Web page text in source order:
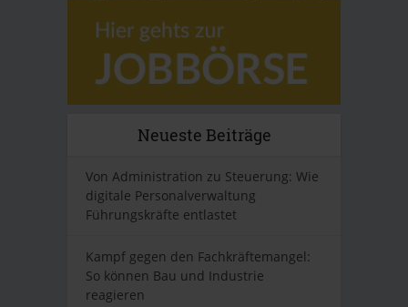
Neueste Beiträge
Von Administration zu Steuerung: Wie
digitale Personalverwaltung
Führungskräfte entlastet
Kampf gegen den Fachkräftemangel:
So können Bau und Industrie
reagieren